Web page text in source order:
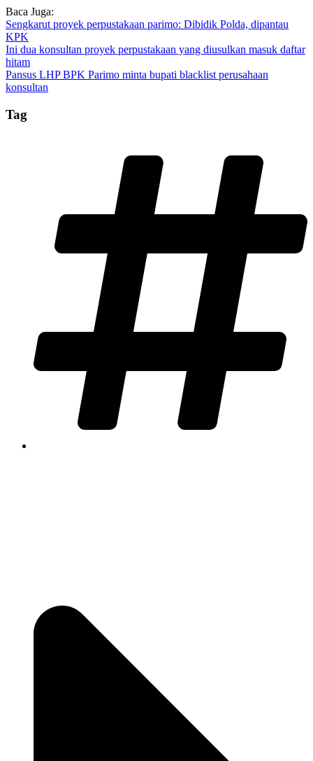
Baca Juga:
Sengkarut proyek perpustakaan parimo: Dibidik Polda, dipantau
KPK
Ini dua konsultan proyek perpustakaan yang diusulkan masuk daftar
hitam
Pansus LHP BPK Parimo minta bupati blacklist perusahaan
konsultan
Tag